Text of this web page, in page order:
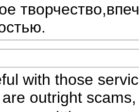
with those
outright